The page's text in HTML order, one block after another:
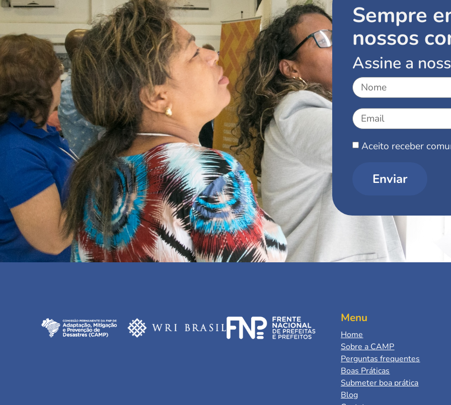
Sempre
nossos
Assine a
Aceito receber
Enviar
Menu
Home
Sobre a CAMP
Perguntas frequentes
Boas Práticas
Submeter boa prática
Blog